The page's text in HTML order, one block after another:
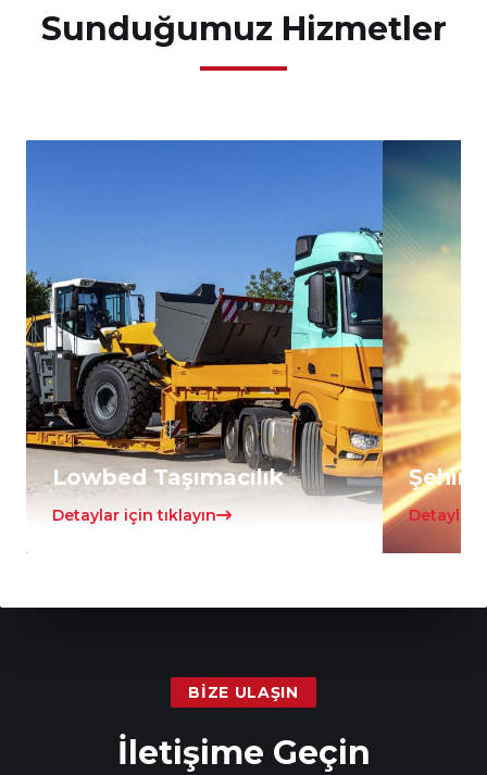
Sunduğumuz Hizmetler
Lowbed Taşımacılık
Detaylar için tıklayın Detaylar
BIZE ULAŞIN
İletişime Geçin